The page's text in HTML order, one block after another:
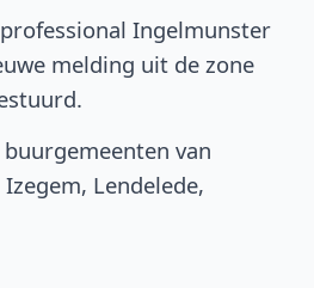
Ingelmunster
melding uit de zone
buurgemeenten van
Lendelede,